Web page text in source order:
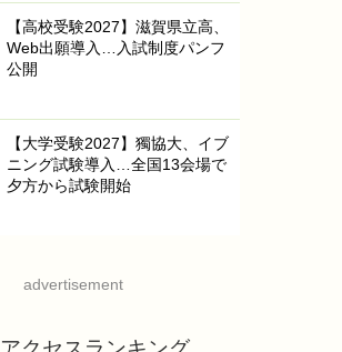
【高校受験2027】滋賀県立高、
Web出願導入…入試制度パンフ
公開
【大学受験2027】獨協大、イブ
ニング試験導入…全国13会場で
夕方から試験開始
advertisement